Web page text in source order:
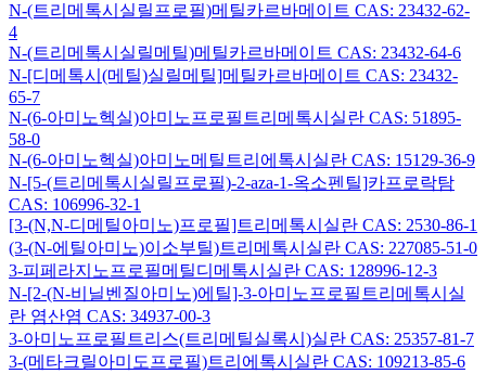
N-(트리메톡시실릴프로필)메틸카르바메이트 CAS: 23432-62-
4
N-(트리메톡시실릴메틸)메틸카르바메이트 CAS: 23432-64-6
N-[디메톡시(메틸)실릴메틸]메틸카르바메이트 CAS: 23432-
65-7
N-(6-아미노헥실)아미노프로필트리메톡시실란 CAS: 51895-
58-0
N-(6-아미노헥실)아미노메틸트리에톡시실란 CAS: 15129-36-9
N-[5-(트리메톡시실릴프로필)-2-aza-1-옥소펜틸]카프로락탐
CAS: 106996-32-1
[3-(N,N-디메틸아미노)프로필]트리메톡시실란 CAS: 2530-86-1
(3-(N-에틸아미노)이소부틸)트리메톡시실란 CAS: 227085-51-0
3-피페라지노프로필메틸디메톡시실란 CAS: 128996-12-3
N-[2-(N-비닐벤질아미노)에틸]-3-아미노프로필트리메톡시실
란 염산염 CAS: 34937-00-3
3-아미노프로필트리스(트리메틸실록시)실란 CAS: 25357-81-7
3-(메타크릴아미도프로필)트리에톡시실란 CAS: 109213-85-6